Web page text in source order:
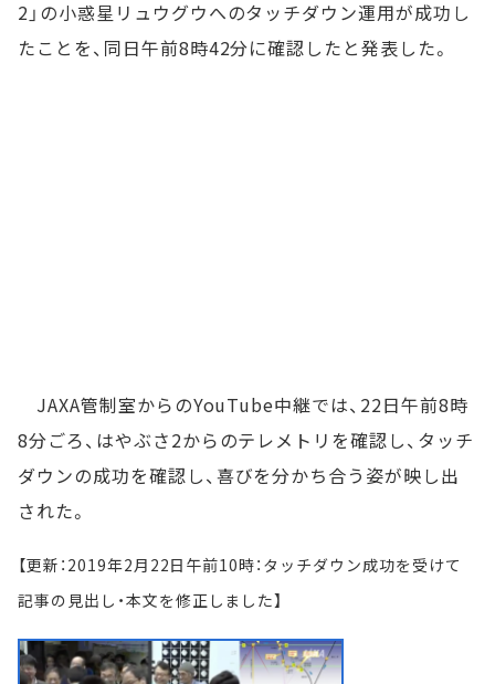
2」の小惑星リュウグウへのタッチダウン運用が成功し
たことを、同日午前8時42分に確認したと発表した。
JAXA管制室からのYouTube中継では、22日午前8時
8分ごろ、はやぶさ2からのテレメトリを確認し、タッチ
ダウンの成功を確認し、喜びを分かち合う姿が映し出
された。
【更新：2019年2月22日午前10時：タッチダウン成功を受けて
記事の見出し・本文を修正しました】